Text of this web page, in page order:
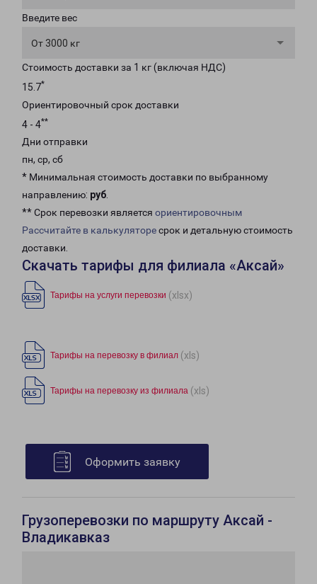
Введите вес
От 3000 кг
Стоимость доставки за 1 кг (включая НДС)
15.7*
Ориентировочный срок доставки
4 - 4**
Дни отправки
пн, ср, сб
* Минимальная стоимость доставки по выбранному
направлению: руб.
** Срок перевозки является ориентировочным
Рассчитайте в калькуляторесрок и детальную стоимость
доставки.
Скачать тарифы для филиала «Аксай»
Тарифы на услуги перевозки (xlsx)
Тарифы на перевозку в филиал (xls)
Тарифы на перевозку из филиала (xls)
Оформить заявку
Грузоперевозки по маршруту Аксай -
Владикавказ